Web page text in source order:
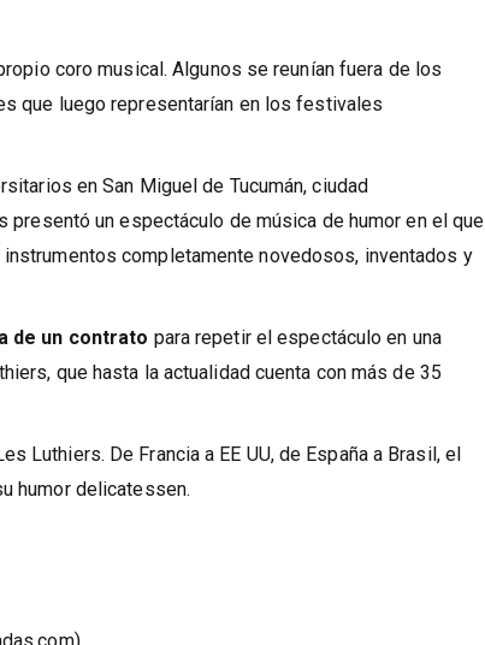
coro musical. Algunos se reunían fuera de los
que luego representarían en los festivales
en San Miguel de Tucumán, ciudad
un espectáculo de música de humor en el que
completamente novedosos, inventados y
de un contrato para repetir el espectáculo en una
que hasta la actualidad cuenta con más de 35
Luthiers. De Francia a EE UU, de España a Brasil, el
humor delicatessen.